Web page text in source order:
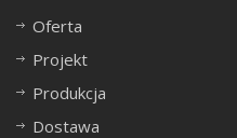
Oferta
Projekt
Produkcja
Dostawa